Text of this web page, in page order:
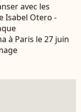
avec les
Isabel Otero -
à Paris le 27 juin